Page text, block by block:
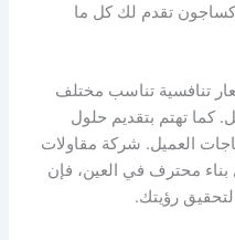
تقدم لك كل ما
تنافسية تناسب مختلف
كما تهتم بتقديم حلول
العميل. شركة مقاولات
محترف في العين، فإن
رؤيتك.